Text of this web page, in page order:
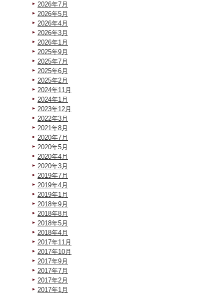
2026年7月
2026年5月
2026年4月
2026年3月
2026年1月
2025年9月
2025年7月
2025年6月
2025年2月
2024年11月
2024年1月
2023年12月
2022年3月
2021年8月
2020年7月
2020年5月
2020年4月
2020年3月
2019年7月
2019年4月
2019年1月
2018年9月
2018年8月
2018年5月
2018年4月
2017年11月
2017年10月
2017年9月
2017年7月
2017年2月
2017年1月